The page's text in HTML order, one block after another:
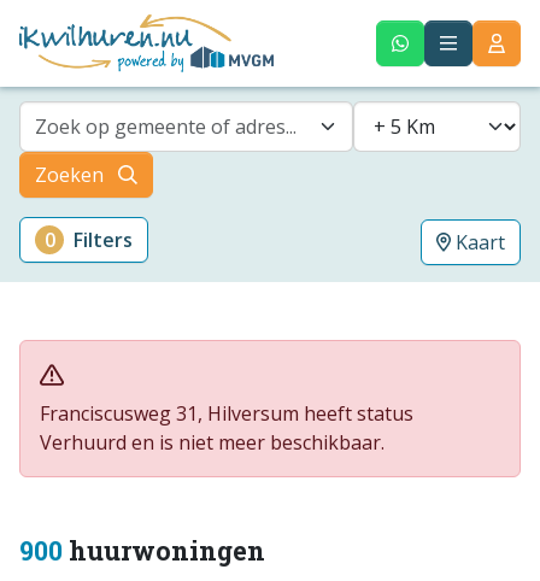
Zoek op gemeente of adres...
Zoeken
0 Filters Kaart
Franciscusweg 31, Hilversum heeft status
Verhuurd en is niet meer beschikbaar.
900 huurwoningen